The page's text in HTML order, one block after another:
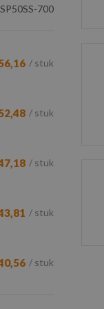
SP50SS-700
/ stuk
/ stuk
/ stuk
/ stuk
/ stuk